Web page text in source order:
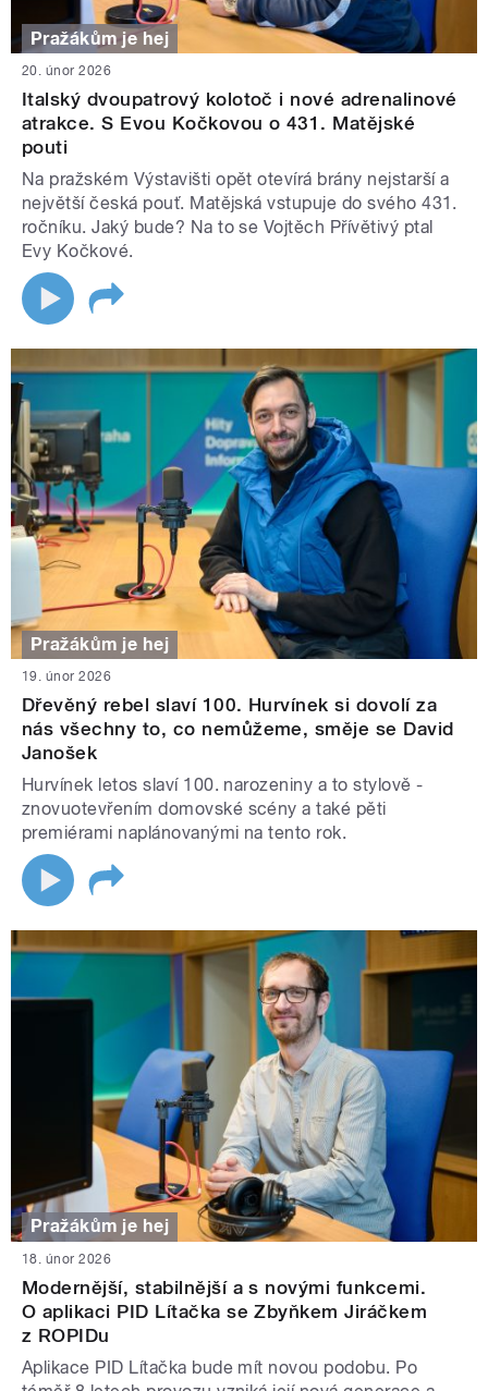
Pražákům je hej
20. únor 2026
Italský dvoupatrový kolotoč i nové adrenalinové
atrakce. S Evou Kočkovou o 431. Matějské
pouti
Na pražském Výstavišti opět otevírá brány nejstarší a
největší česká pouť. Matějská vstupuje do svého 431.
ročníku. Jaký bude? Na to se Vojtěch Přívětivý ptal
Evy Kočkové.
Pražákům je hej
19. únor 2026
Dřevěný rebel slaví 100. Hurvínek si dovolí za
nás všechny to, co nemůžeme, směje se David
Janošek
Hurvínek letos slaví 100. narozeniny a to stylově -
znovuotevřením domovské scény a také pěti
premiérami naplánovanými na tento rok.
Pražákům je hej
18. únor 2026
Modernější, stabilnější a s novými funkcemi.
O aplikaci PID Lítačka se Zbyňkem Jiráčkem
z ROPIDu
Aplikace PID Lítačka bude mít novou podobu. Po